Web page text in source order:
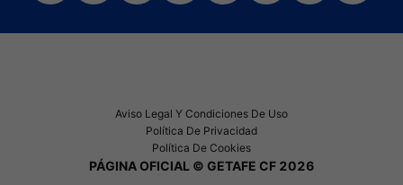
Aviso Legal Y Condiciones De Uso
Política De Privacidad
Política De Cookies
PÁGINA OFICIAL © GETAFE CF 2026